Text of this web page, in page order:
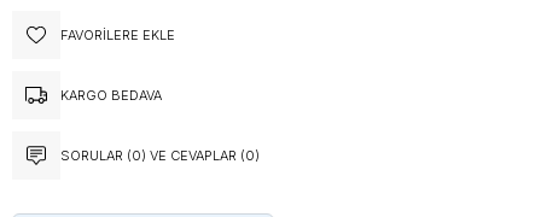
FAVORILERE EKLE
KARGO BEDAVA
SORULAR (0) VE CEVAPLAR (0)